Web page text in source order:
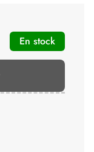
En stock